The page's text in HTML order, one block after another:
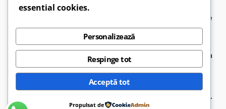
APAH-RO - Asociația Pacienților cu Afecțiuni Hepatice
din România● Design bySirius Web Design
este o entitate neguvernamentală, înfiinţată în
2009, la initiaţiva unui grup de pacienţi cu afecţiuni
hepatice din întreaga ţară. Asociaţia are filiale şi centre
zonale în: Alexandria, Arad, Braşov, Bucureşti, Iaşi şi Cluj.
essential cookies.
Personalizează
Respinge tot
Acceptă tot
Propulsat de